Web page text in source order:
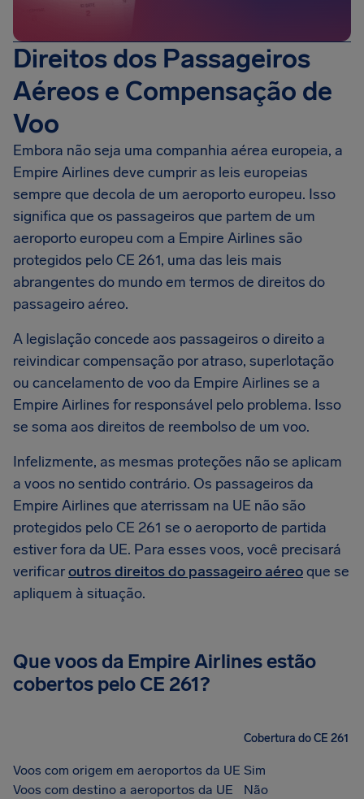
Direitos dos Passageiros
Aéreos e Compensação de
Voo
Embora não seja uma companhia aérea europeia, a
Empire Airlines deve cumprir as leis europeias
sempre que decola de um aeroporto europeu. Isso
significa que os passageiros que partem de um
aeroporto europeu com a Empire Airlines são
protegidos pelo CE 261, uma das leis mais
abrangentes do mundo em termos de direitos do
passageiro aéreo.
A legislação concede aos passageiros o direito a
reivindicar compensação por atraso, superlotação
ou cancelamento de voo da Empire Airlines se a
Empire Airlines for responsável pelo problema. Isso
se soma aos direitos de reembolso de um voo.
Infelizmente, as mesmas proteções não se aplicam
a voos no sentido contrário. Os passageiros da
Empire Airlines que aterrissam na UE não são
protegidos pelo CE 261 se o aeroporto de partida
estiver fora da UE. Para esses voos, você precisará
verificaroutros direitos do passageiro aéreoque se
apliquem à situação.
Que voos da Empire Airlines estão
cobertos pelo CE 261?
Cobertura do CE 261
Voos com origem em aeroportos da UE Sim
Voos com destino a aeroportos da UE
Não